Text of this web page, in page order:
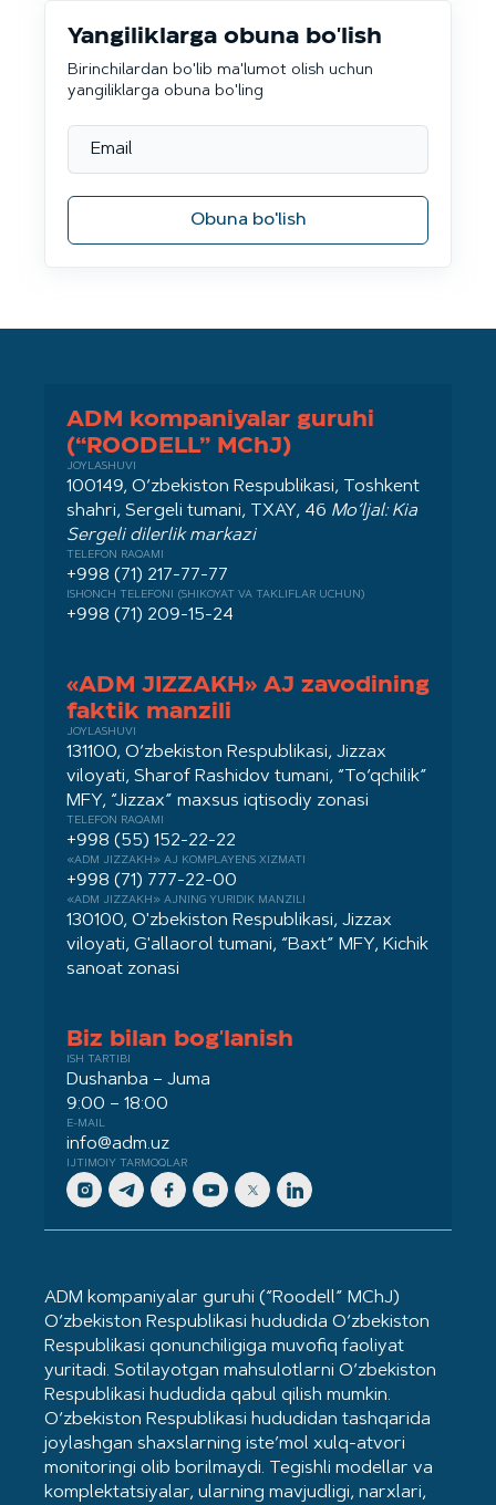
Yangiliklarga obuna bo'lish
Birinchilardan bo'lib ma'lumot olish uchun
yangiliklarga obuna bo'ling
Obuna bo'lish
ADM kompaniyalar guruhi
(“ROODELL” MChJ)
JOYLASHUVI
100149, O‘zbekiston Respublikasi, Toshkent
shahri, Sergeli tumani, TXAY, 46 Mo‘ljal: Kia
Sergeli dilerlik markazi
TELEFON RAQAMI
+998 (71) 217-77-77
ISHONCH TELEFONI (SHIKOYAT VA TAKLIFLAR UCHUN)
+998 (71) 209-15-24
«ADM JIZZAKH» AJ zavodining
faktik manzili
JOYLASHUVI
131100, O‘zbekiston Respublikasi, Jizzax
viloyati, Sharof Rashidov tumani, “To‘qchilik”
MFY, “Jizzax” maxsus iqtisodiy zonasi
TELEFON RAQAMI
+998 (55) 152-22-22
«ADM JIZZAKH» AJ KOMPLAYENS XIZMATI
+998 (71) 777-22-00
«ADM JIZZAKH» AJNING YURIDIK MANZILI
130100, O'zbekiston Respublikasi, Jizzax
viloyati, G'allaorol tumani, “Baxt” MFY, Kichik
sanoat zonasi
Biz bilan bog'lanish
ISH TARTIBI
Dushanba – Juma
9:00 – 18:00
E-MAIL
info@adm.uz
IJTIMOIY TARMOQLAR
ADM kompaniyalar guruhi (“Roodell” MChJ)
O‘zbekiston Respublikasi hududida O‘zbekiston
Respublikasi qonunchiligiga muvofiq faoliyat
yuritadi. Sotilayotgan mahsulotlarni O‘zbekiston
Respublikasi hududida qabul qilish mumkin.
O‘zbekiston Respublikasi hududidan tashqarida
joylashgan shaxslarning iste’mol xulq-atvori
monitoringi olib borilmaydi. Tegishli modellar va
komplektatsiyalar, ularning mavjudligi, narxlari,